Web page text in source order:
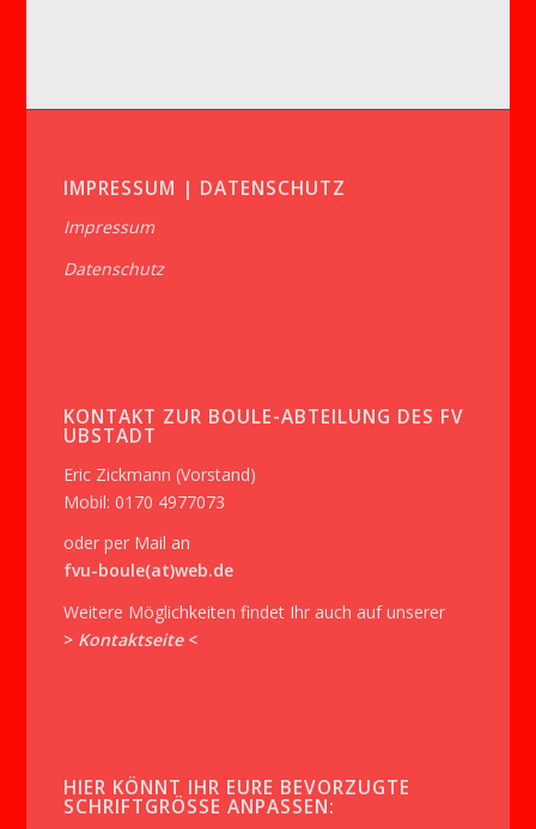
IMPRESSUM | DATENSCHUTZ
Impressum
Datenschutz
KONTAKT ZUR BOULE-ABTEILUNG DES FV
UBSTADT
Eric Zickmann (Vorstand)
Mobil: 0170 4977073
oder per Mail an
fvu-boule(at)web.de
Weitere Möglichkeiten findet Ihr auch auf unserer
> Kontaktseite <
HIER KÖNNT IHR EURE BEVORZUGTE
SCHRIFTGRÖSSE ANPASSEN: